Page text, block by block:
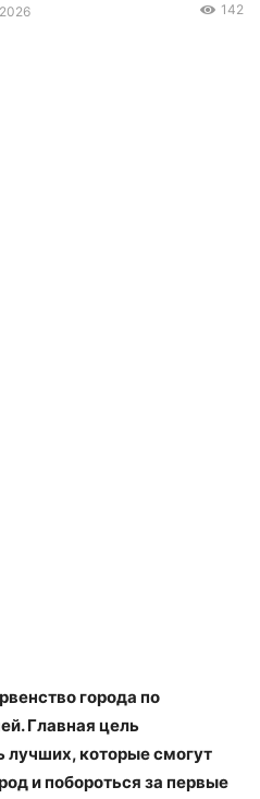
142
города по
Главная цель
лучших, которые смогут
и побороться за первые